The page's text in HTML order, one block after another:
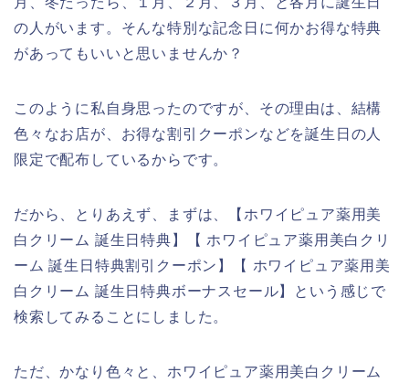
の人がいます。そんな特別な記念日に何かお得な特典
があってもいいと思いませんか？
このように私自身思ったのですが、その理由は、結構
色々なお店が、お得な割引クーポンなどを誕生日の人
限定で配布しているからです。
だから、とりあえず、まずは、【ホワイピュア薬用美
白クリーム 誕生日特典】【 ホワイピュア薬用美白クリ
ーム 誕生日特典割引クーポン】【 ホワイピュア薬用美
白クリーム 誕生日特典ボーナスセール】という感じで
検索してみることにしました。
ただ、かなり色々と、ホワイピュア薬用美白クリーム